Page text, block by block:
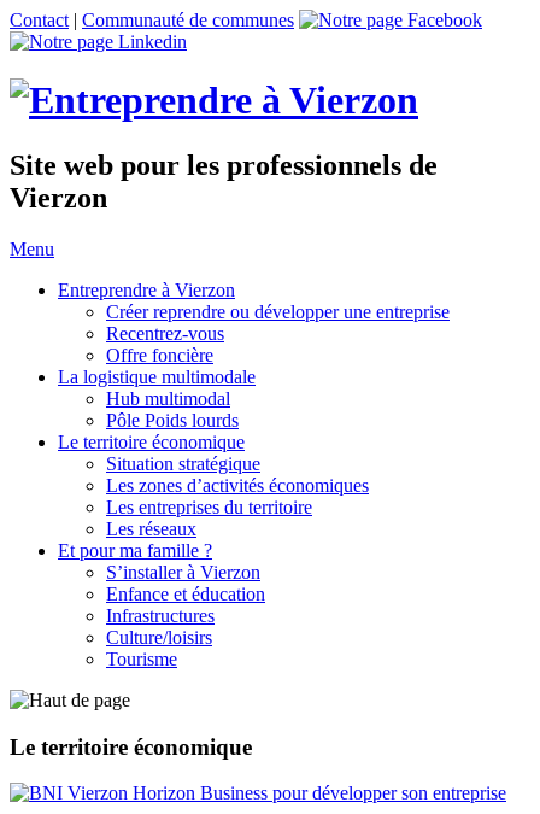
Contact | Communauté de communes
Site web pour les professionnels de
Vierzon
Menu
Entreprendre à Vierzon
Créer reprendre ou développer une entreprise
Recentrez-vous
Offre foncière
La logistique multimodale
Hub multimodal
Pôle Poids lourds
Le territoire économique
Situation stratégique
Les zones d’activités économiques
Les entreprises du territoire
Les réseaux
Et pour ma famille ?
S’installer à Vierzon
Enfance et éducation
Infrastructures
Culture/loisirs
Tourisme
Le territoire économique